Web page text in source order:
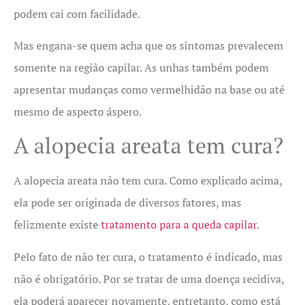
podem cai com facilidade.
Mas engana-se quem acha que os sintomas prevalecem
somente na região capilar. As unhas também podem
apresentar mudanças como vermelhidão na base ou até
mesmo de aspecto áspero.
A alopecia areata tem cura?
A alopecia areata não tem cura. Como explicado acima,
ela pode ser originada de diversos fatores, mas
felizmente existetratamento para a queda capilar.
Pelo fato de não ter cura, o tratamento é indicado, mas
não é obrigatório. Por se tratar de uma doença recidiva,
ela poderá aparecer novamente, entretanto, como está